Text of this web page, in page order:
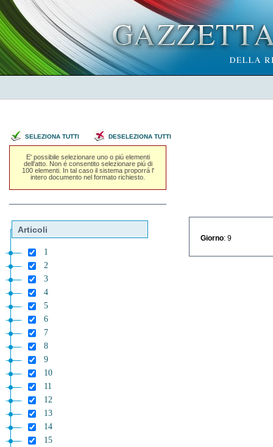
SELEZIONA TUTTI DESELEZIONA TUTTI
E' possibile selezionare uno o piú elementi
dell'atto. Non é consentito selezionare piú di
100 elementi. In tal caso il sistema proporrá l'
intero documento nel formato richiesto.
Articoli
1
2
3
4
5
6
7
8
9
10
11
12
13
14
15
Giorno : 9